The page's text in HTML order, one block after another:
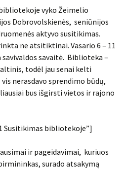
vyko Žeimelio
Dobrovolskienės, seniūnijos
aktyvo susitikimas.
ne atsitiktinai. Vasario 6 – 11
savaitė. Biblioteka –
todėl jau senai kelti
nerasdavo sprendimo būdų,
bus išgirsti vietos ir rajono
Susitikimas bibliotekoje”]
ir pageidavimai, kuriuos
surado atsakymą